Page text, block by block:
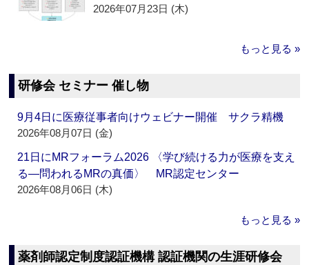
2026年07月23日 (木)
もっと見る »
研修会 セミナー 催し物
9月4日に医療従事者向けウェビナー開催 サクラ精機
2026年08月07日 (金)
21日にMRフォーラム2026 〈学び続ける力が医療を支え
る―問われるMRの真価〉 MR認定センター
2026年08月06日 (木)
もっと見る »
薬剤師認定制度認証機構 認証機関の生涯研修会